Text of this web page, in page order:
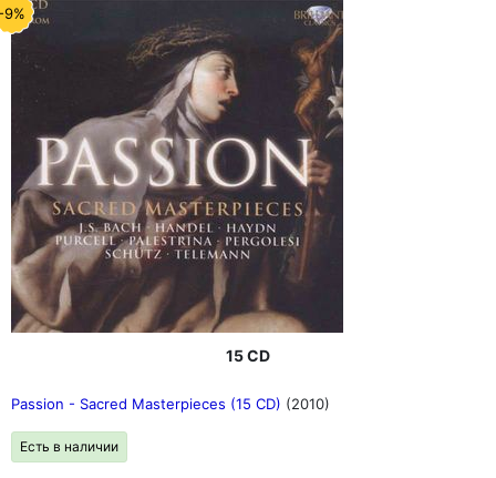
9%
15 CD
Passion - Sacred Masterpieces (15 CD) (2010)
Есть в наличии